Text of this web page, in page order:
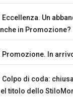
Eccellenza. Un
in Promozione?
Promozione. In
Colpo di coda:
titolo dello